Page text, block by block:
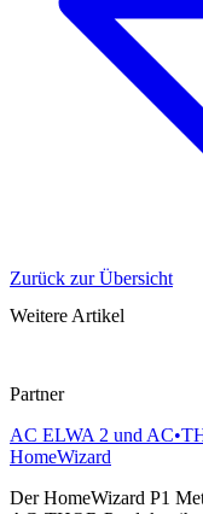
Zurück zur Übersicht
Weitere Artikel
Partner
AC ELWA 2 und
HomeWizard
Der HomeWizard P1